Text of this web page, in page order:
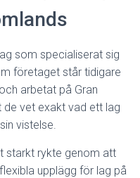
som specialiserat sig
företaget står tidigare
arbetat på Gran
de vet exakt vad ett lag
vistelse.
starkt rykte genom att
upplägg för lag på